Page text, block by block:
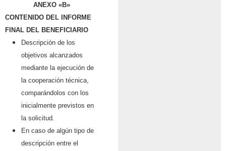
ANEXO «B»
CONTENIDO DEL INFORME
FINAL DEL BENEFICIARIO
Descripción de los
objetivos alcanzados
mediante la ejecución de
la cooperación técnica,
comparándolos con los
inicialmente previstos en
la solicitud.
En caso de algún tipo de
descripción entre el